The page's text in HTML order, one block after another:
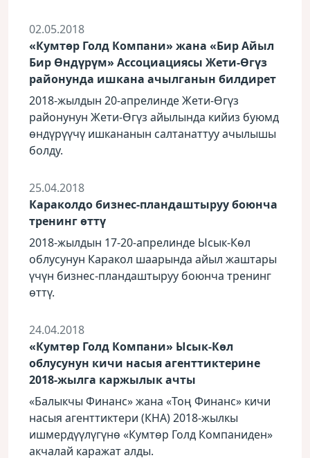
02.05.2018
«Кумтөр Голд Компани» жана «Бир Айыл
Бир Өндүрүм» Ассоциациясы Жети-Өгүз
районунда ишкана ачылганын билдирет
2018-жылдын 20-апрелинде Жети-Өгүз
районунун Жети-Өгүз айылында кийиз буюмд
өндүрүүчү ишкананын салтанаттуу ачылышы
болду.
25.04.2018
Караколдо бизнес-пландаштыруу боюнча
тренинг өттү
2018-жылдын 17-20-апрелинде Ысык-Көл
облусунун Каракол шаарында айыл жаштары
үчүн бизнес-пландаштыруу боюнча тренинг
өттү.
24.04.2018
«Кумтөр Голд Компани» Ысык-Көл
облусунун кичи насыя агенттиктерине
2018-жылга каржылык ачты
«Балыкчы Финанс» жана «Тоң Финанс» кичи
насыя агенттиктери (КНА) 2018-жылкы
ишмердүүлүгүнө «Кумтөр Голд Компаниден»
акчалай каражат алды.